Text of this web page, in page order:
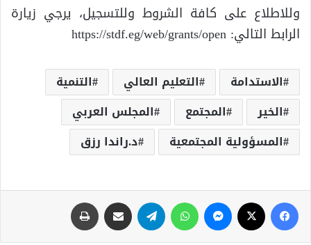
وللاطلاع على كافة الشروط وللتسجيل، يرجي زيارة
الرابط التالي: https://stdf.eg/web/grants/open
الاستدامة التعليم العالي
التنمية
الخير
المجتمع
المجلس العربي
المسؤولية المجتمعية
د.راندا رزق